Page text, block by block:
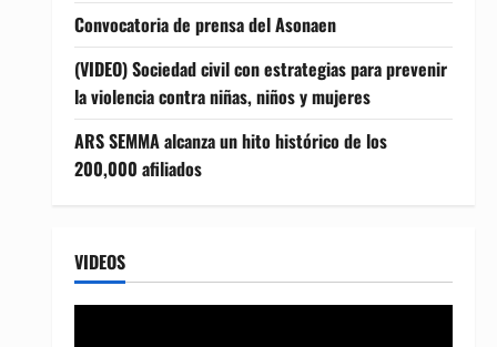
Convocatoria de prensa del Asonaen
(VIDEO) Sociedad civil con estrategias para prevenir
la violencia contra niñas, niños y mujeres
ARS SEMMA alcanza un hito histórico de los
200,000 afiliados
VIDEOS